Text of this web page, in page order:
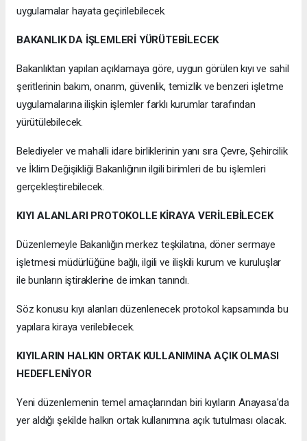
uygulamalar hayata geçirilebilecek.
BAKANLIK DA İŞLEMLERİ YÜRÜTEBİLECEK
Bakanlıktan yapılan açıklamaya göre, uygun görülen kıyı ve sahil
şeritlerinin bakım, onarım, güvenlik, temizlik ve benzeri işletme
uygulamalarına ilişkin işlemler farklı kurumlar tarafından
yürütülebilecek.
Belediyeler ve mahalli idare birliklerinin yanı sıra Çevre, Şehircilik
ve İklim Değişikliği Bakanlığının ilgili birimleri de bu işlemleri
gerçekleştirebilecek.
KIYI ALANLARI PROTOKOLLE KİRAYA VERİLEBİLECEK
Düzenlemeyle Bakanlığın merkez teşkilatına, döner sermaye
işletmesi müdürlüğüne bağlı, ilgili ve ilişkili kurum ve kuruluşlar
ile bunların iştiraklerine de imkan tanındı.
Söz konusu kıyı alanları düzenlenecek protokol kapsamında bu
yapılara kiraya verilebilecek.
KIYILARIN HALKIN ORTAK KULLANIMINA AÇIK OLMASI
HEDEFLENİYOR
Yeni düzenlemenin temel amaçlarından biri kıyıların Anayasa'da
yer aldığı şekilde halkın ortak kullanımına açık tutulması olacak.